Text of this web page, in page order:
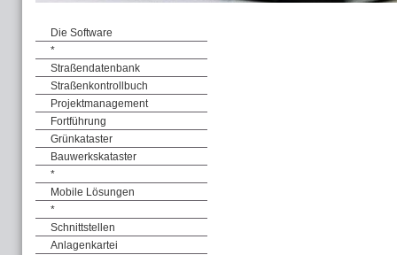
Die Software
*
Straßendatenbank
Straßenkontrollbuch
Projektmanagement
Fortführung
Grünkataster
Bauwerkskataster
*
Mobile Lösungen
*
Schnittstellen
Anlagenkartei